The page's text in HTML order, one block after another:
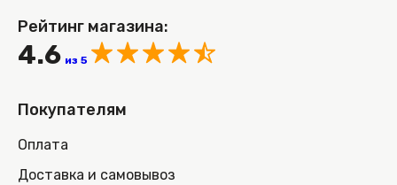
Рейтинг магазина:
4.6 из 5
Покупателям
Оплата
Доставка и самовывоз